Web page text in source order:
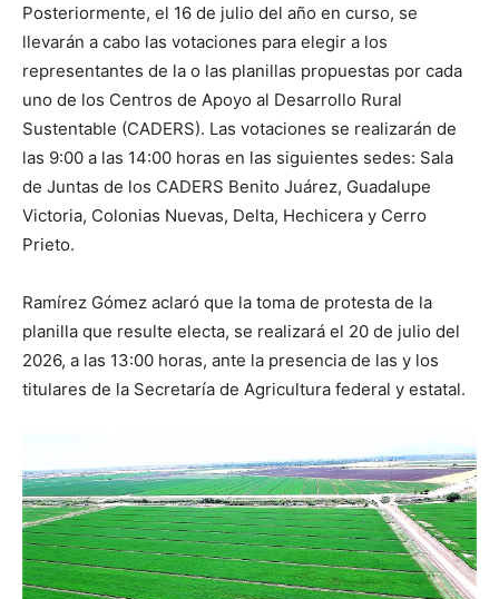
Posteriormente, el 16 de julio del año en curso, se
llevarán a cabo las votaciones para elegir a los
representantes de la o las planillas propuestas por cada
uno de los Centros de Apoyo al Desarrollo Rural
Sustentable (CADERS). Las votaciones se realizarán de
las 9:00 a las 14:00 horas en las siguientes sedes: Sala
de Juntas de los CADERS Benito Juárez, Guadalupe
Victoria, Colonias Nuevas, Delta, Hechicera y Cerro
Prieto.
Ramírez Gómez aclaró que la toma de protesta de la
planilla que resulte electa, se realizará el 20 de julio del
2026, a las 13:00 horas, ante la presencia de las y los
titulares de la Secretaría de Agricultura federal y estatal.